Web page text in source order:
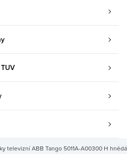
televizní ABB Tango 5011A-A00300 H hnědá